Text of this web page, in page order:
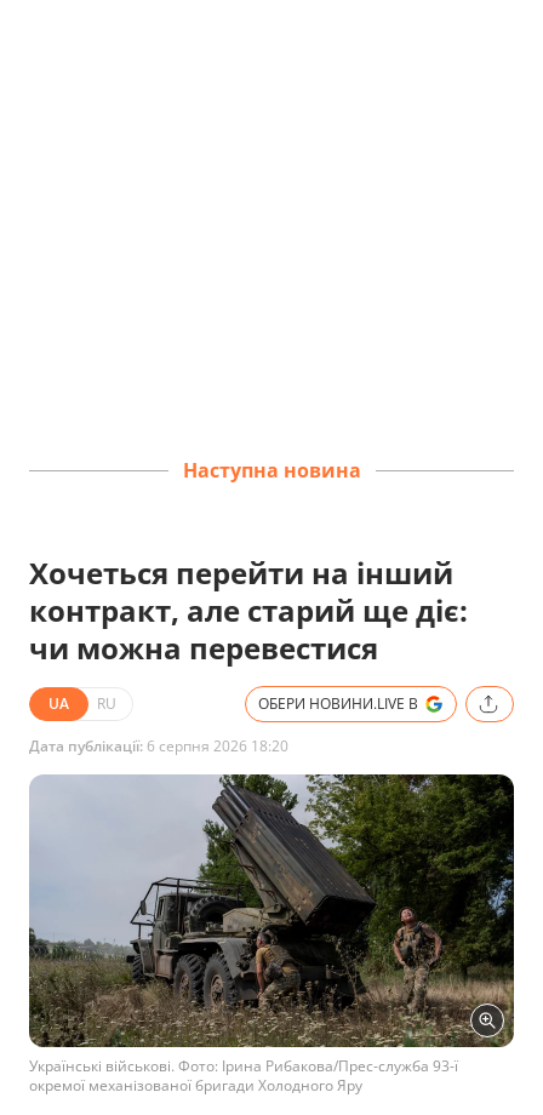
Наступна новина
Хочеться перейти на інший
контракт, але старий ще діє:
чи можна перевестися
UA RU ОБЕРИ НОВИНИ.LIVE В
Дата публікації: 6 серпня 2026 18:20
Українські військові. Фото: Ірина Рибакова/Прес-служба 93-ї
окремої механізованої бригади Холодного Яру